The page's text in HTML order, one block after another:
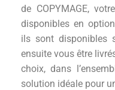
de COPYMAGE,
disponibles en
ils sont disponibles
ensuite vous être
choix, dans
solution idéale pour